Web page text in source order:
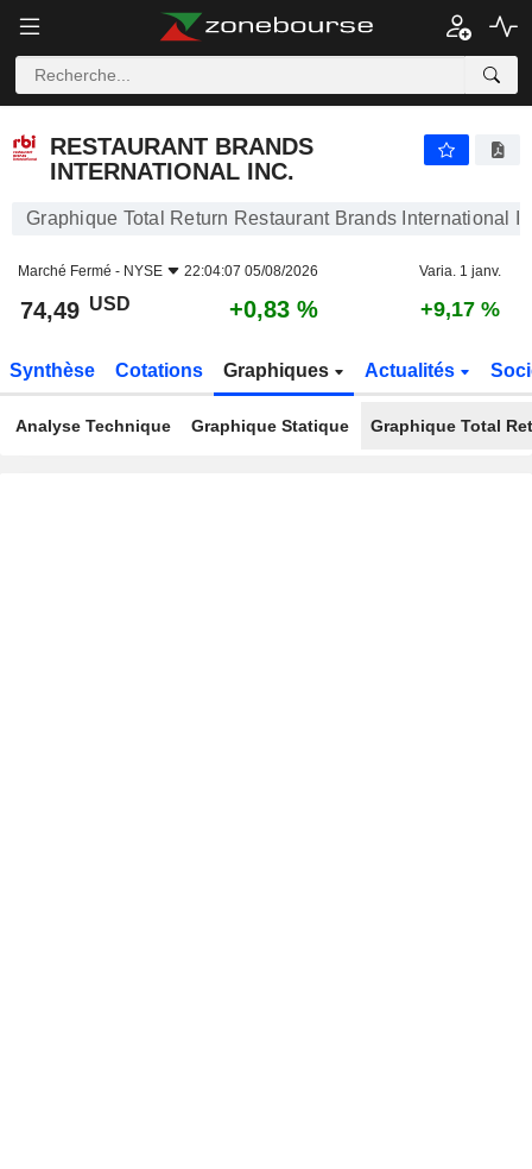
RESTAURANT BRANDS
INTERNATIONAL INC.
Graphique Total Return Restaurant Brands International
Marché Fermé - NYSE 22:04:07 05/08/2026 Varia. 1 janv.
74,49 USD +0,83 % +9,17 %
Synthèse Cotations Graphiques Actualités
Analyse Technique Graphique Statique Graphique Total